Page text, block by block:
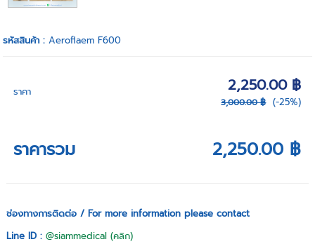
รหัสสินค้า :Aeroflaem F600
ราคา 2,250.00 ฿
3,000.00 ฿ (-25%)
ราคารวม 2,250.00 ฿
ช่องทางการติดต่อ / For more information please contact
Line ID :@siammedical (คลิก)